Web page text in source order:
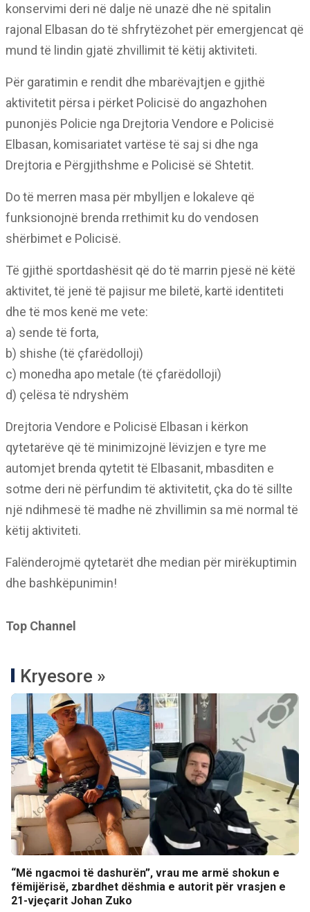
konservimi deri në dalje në unazë dhe në spitalin
rajonal Elbasan do të shfrytëzohet për emergjencat që
mund të lindin gjatë zhvillimit të këtij aktiviteti.
Për garatimin e rendit dhe mbarëvajtjen e gjithë
aktivitetit përsa i përket Policisë do angazhohen
punonjës Policie nga Drejtoria Vendore e Policisë
Elbasan, komisariatet vartëse të saj si dhe nga
Drejtoria e Përgjithshme e Policisë së Shtetit.
Do të merren masa për mbylljen e lokaleve që
funksionojnë brenda rrethimit ku do vendosen
shërbimet e Policisë.
Të gjithë sportdashësit që do të marrin pjesë në këtë
aktivitet, të jenë të pajisur me biletë, kartë identiteti
dhe të mos kenë me vete:
a) sende të forta,
b) shishe (të çfarëdolloji)
c) monedha apo metale (të çfarëdolloji)
d) çelësa të ndryshëm
Drejtoria Vendore e Policisë Elbasan i kërkon
qytetarëve që të minimizojnë lëvizjen e tyre me
automjet brenda qytetit të Elbasanit, mbasditen e
sotme deri në përfundim të aktivitetit, çka do të sillte
një ndihmesë të madhe në zhvillimin sa më normal të
këtij aktiviteti.
Falënderojmë qytetarët dhe median për mirëkuptimin
dhe bashkëpunimin!
Top Channel
Kryesore »
“Më ngacmoi të dashurën”, vrau me armë shokun e
fëmijërisë, zbardhet dëshmia e autorit për vrasjen e
21-vjeçarit Johan Zuko